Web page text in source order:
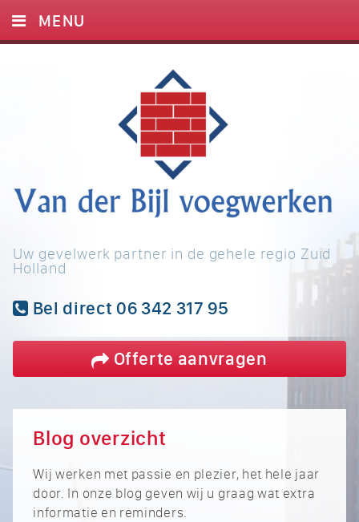
Uw gevelwerk partner in de gehele regio Zuid
Holland
Bel direct 06 342 317 95
Offerte aanvragen
MENU
BLOG
CONTACT
Blog overzicht
Wij werken met passie en plezier, het hele jaar
door. In onze blog geven wij u graag wat extra
informatie en reminders.